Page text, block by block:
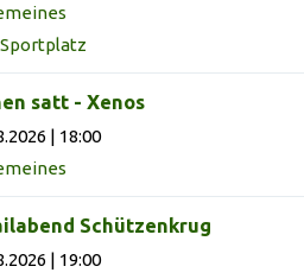
Sportplatz
satt - Xenos
| 18:00
Schützenkrug
| 19:00